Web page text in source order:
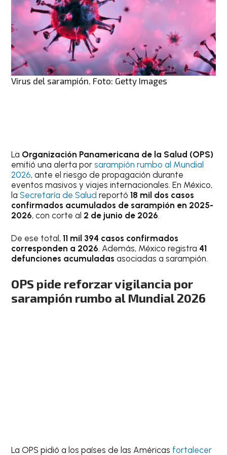
Virus del sarampión. Foto: Getty Images
La Organización Panamericana de la Salud (OPS)
emitió una alerta porsarampión rumbo al Mundial
2026, ante el riesgo de propagación durante
eventos masivos y viajes internacionales. En México,
laSecretaría de Saludreportó18 mil dos casos
confirmados acumulados de sarampión en 2025-
2026, con corte al 2 de junio de 2026.
De ese total,11 mil 394 casos confirmados
corresponden a 2026. Además, México registra 41
defunciones acumuladasasociadas a sarampión.
OPS pide reforzar vigilancia por
sarampión rumbo al Mundial 2026
La OPS pidió a los países de las Américas fortalecer